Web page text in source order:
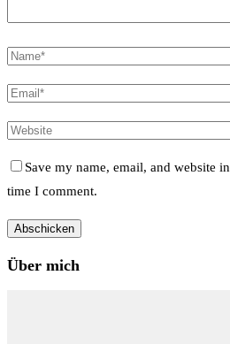
Save my name, email, and website
time I comment.
Über mich